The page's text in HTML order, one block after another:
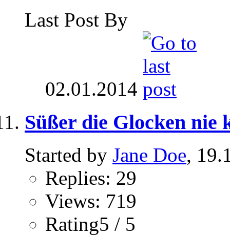
Last Post By
02.01.2014
Süßer die Glocken nie
Started by Jane Doe,
Replies: 29
Views: 719
Rating5 / 5